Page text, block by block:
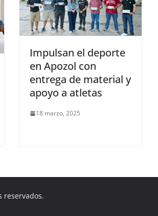
Impulsan el deporte
en Apozol con
entrega de material y
apoyo a atletas
18 marzo, 2025
reservados.